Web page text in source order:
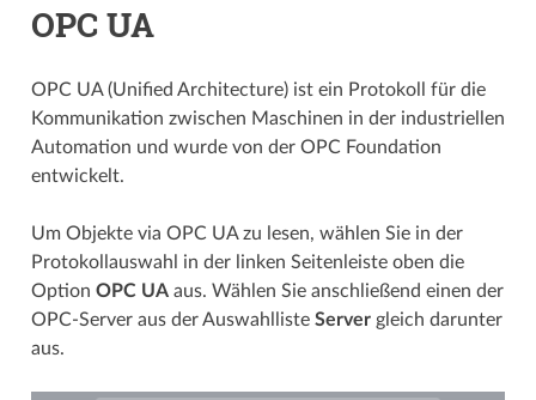
OPC UA
OPC UA (Unified Architecture) ist ein Protokoll für die
Kommunikation zwischen Maschinen in der industriellen
Automation und wurde von der OPC Foundation
entwickelt.
Um Objekte via OPC UA zu lesen, wählen Sie in der
Protokollauswahl in der linken Seitenleiste oben die
Option OPC UAaus. Wählen Sie anschließend einen der
OPC-Server aus der Auswahlliste Servergleich darunter
aus.